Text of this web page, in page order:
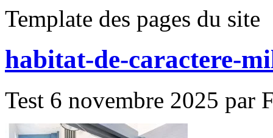
Template des pages du site
habitat-de-caractere-
Test 6 novembre 2025 par